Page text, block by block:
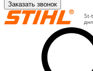
Заказать звонок